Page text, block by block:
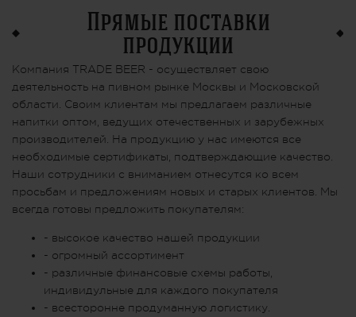
Прямые поставки
продукции
Компания TRADE BEER - осуществляет свою
деятельность на пивном рынке Москвы и Московской
области. Своим клиентам мы предлагаем различные
напитки оптом, ведущих отечественных и зарубежных
производителей. На продукцию у нас имеются все
необходимые сертификаты, подтверждающие качество.
Наши сотрудники с вниманием отнесутся ко всем
просьбам и предложениям новых и старых клиентов. Мы
всегда готовы предложить покупателям:
- высокое качество нашей продукции
- огромный ассортимент
- различные финансовые схемы работы,
индивидульные для каждого покупателя
- всесторонне продуманную логистику.